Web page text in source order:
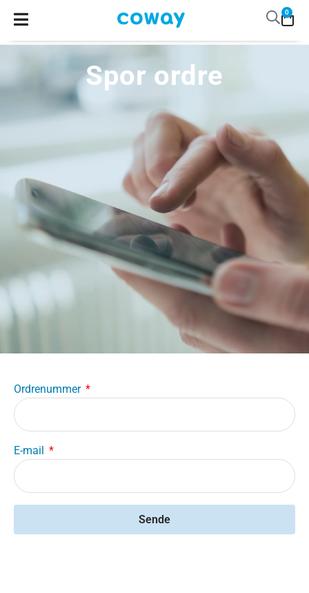
0
Spor ordre
Ordrenummer
E-mail
Sende